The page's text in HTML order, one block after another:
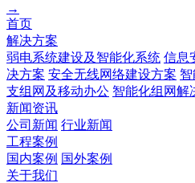
→
首页
解决方案
弱电系统建设及智能化系统 信息
决方案 安全无线网络建设方案
支组网及移动办公 智能化组网解
新闻资讯
公司新闻 行业新闻
工程案例
国内案例 国外案例
关于我们